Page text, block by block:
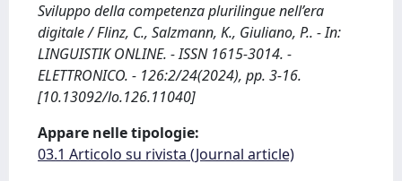
Sviluppo della competenza plurilingue nell’era
digitale / Flinz, C., Salzmann, K., Giuliano, P.. - In:
LINGUISTIK ONLINE. - ISSN 1615-3014. -
ELETTRONICO. - 126:2/24(2024), pp. 3-16.
[10.13092/lo.126.11040]
Appare nelle tipologie:
03.1 Articolo su rivista (Journal article)